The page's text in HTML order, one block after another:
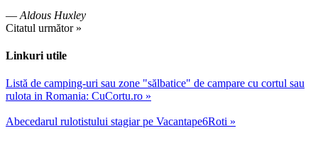
— Aldous Huxley
Citatul următor »
Linkuri utile
Listă de camping-uri sau zone "sălbatice" de campare cu cortul sau
rulota in Romania: CuCortu.ro »
Abecedarul rulotistului stagiar pe Vacantape6Roti »